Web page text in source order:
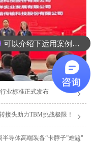
业标准正式发布
接头助力TBM挑战极限！
导体高端装备“卡脖子”难题"